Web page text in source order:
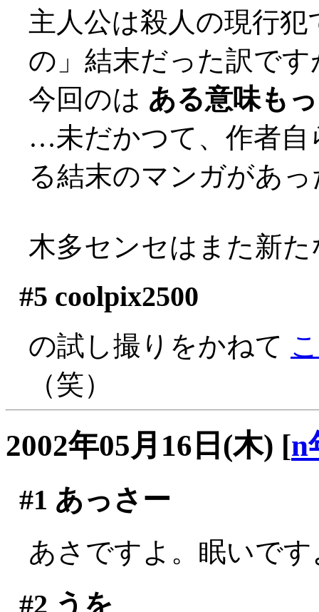
主人公は殺人の現行
の」結末だった訳です
今回のは ある意味も
…未だかつて、作者自
る結末のマンガがあ
木多センセはまた新
#5 coolpix2500
の試し撮りをかねて
（笑）
2002年05月16日(木) [n
#1 あっさー
あさですよ。眠いです
#2 うを